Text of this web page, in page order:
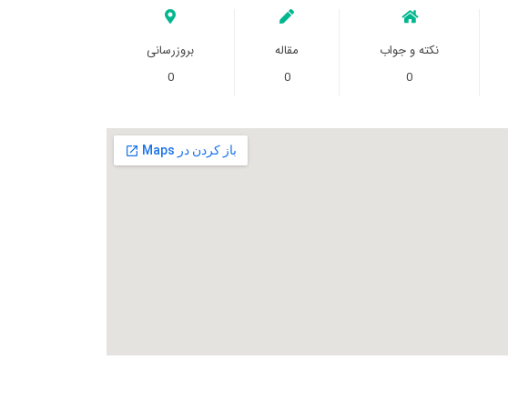
نکته و جواب
0
مقاله
0
بروزرسانی
0